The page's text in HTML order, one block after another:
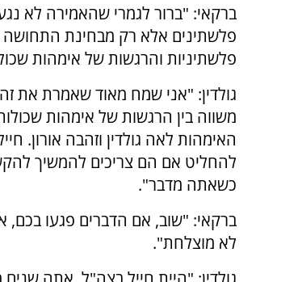
ברקאי: "ברור לגמרי שהאמירה לא
פלשתינים אלא רק מבחינת
פלשתיניות והרגשות של אימהות
גולדין: "אני שמח מאוד שאמרת את
משווה בין הרגשות של אימהות
האימהות לאה גולדין וזהבה אורון.
להחליט אם הם צריכים להמשיך
כשאתה מדבר".
ברקאי: "שוב, אם הדברים פגעו בכם,
לא מוצלחת".